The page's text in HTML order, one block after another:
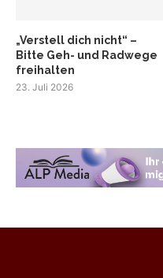
„Verstell dich nicht“ –
Bitte Geh- und Radwege
freihalten
23. Juli 2026